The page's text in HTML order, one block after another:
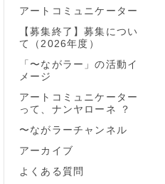
アートコミュニケーター
【募集終了】募集につい
て（2026年度）
「〜ながラー」の活動イ
メージ
アートコミュニケーター
って、ナンヤローネ ？
〜ながラーチャンネル
アーカイブ
よくある質問